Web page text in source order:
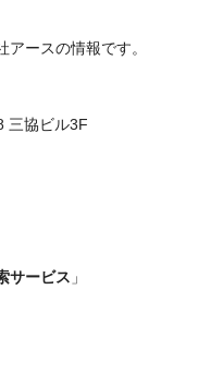
ースの情報です。
三協ビル3F
サービス 」